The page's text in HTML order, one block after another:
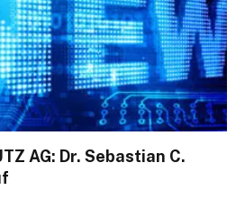
AG: Dr. Sebastian C.